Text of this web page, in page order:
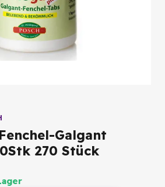
Galgant
270 Stück